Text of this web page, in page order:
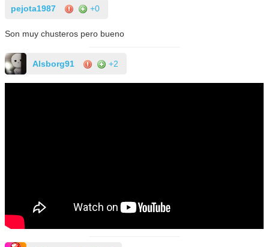
pejota1987 +0
Son muy chusteros pero bueno
Alsborg91 +2